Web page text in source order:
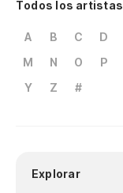
Todos los artistas
A B C D
M
N O P
Y
Z #
Explorar